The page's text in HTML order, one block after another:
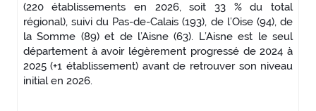
(220 établissements en 2026, soit 33 % du total
régional), suivi du Pas-de-Calais (193), de l’Oise (94), de
la Somme (89) et de l’Aisne (63). L’Aisne est le seul
département à avoir légèrement progressé de 2024 à
2025 (+1 établissement) avant de retrouver son niveau
initial en 2026.